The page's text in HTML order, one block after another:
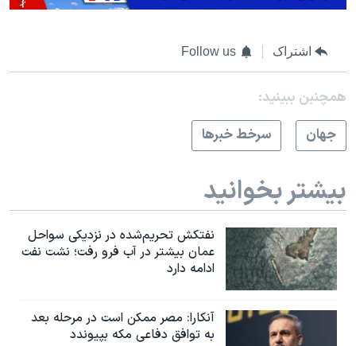
اشتراک Follow us
همچنبن ببینید:
جهان
سرخط خبرها
بیشتر بخوانید
نفتکش تحریم‌شده در نزدیکی سواحل
عمان بیشتر در آب فرو رفت؛ نشت نفت
ادامه دارد
آنکارا: مصر ممکن است در مرحله بعد
به توافق دفاعی مکه بپیوندد